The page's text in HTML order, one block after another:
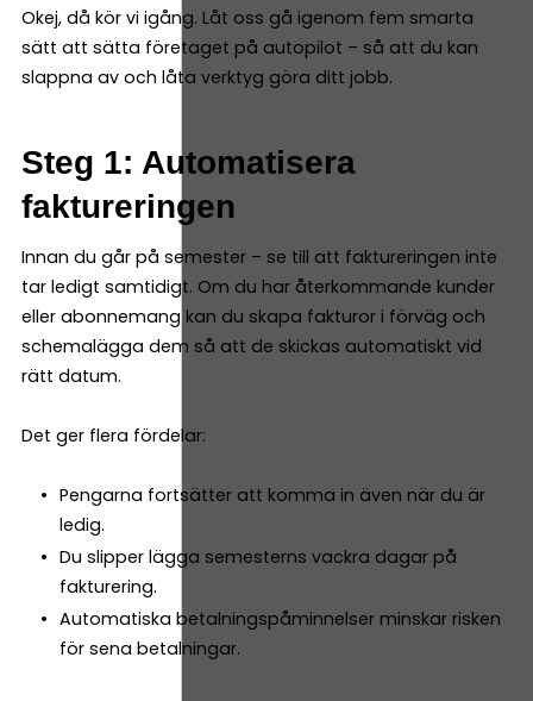
Okej, då kör vi igång. Låt oss gå igenom fem smarta
sätt att sätta företaget på autopilot – så att du kan
slappna av och låta verktyg göra ditt jobb.
Steg 1: Automatisera
faktureringen
Innan du går på semester – se till att faktureringen inte
tar ledigt samtidigt. Om du har återkommande kunder
eller abonnemang kan du skapa fakturor i förväg och
schemalägga dem så att de skickas automatiskt vid
rätt datum.
Det ger flera fördelar:
Pengarna fortsätter att komma in även när du är
ledig.
Du slipper lägga semesterns vackra dagar på
fakturering.
Automatiska betalningspåminnelser minskar risken
för sena betalningar.